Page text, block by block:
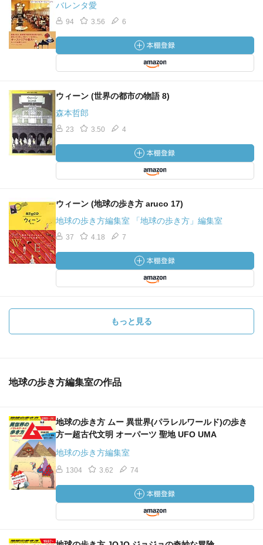
バレンタ愛
94 3.56 6
ウィーン (世界の都市の物語 8)
森本哲郎
23 3.50 4
ウィーン (地球の歩き方 aruco 17)
地球の歩き方編集室 「地球の歩き方」編集室
37 4.18 7
もっと見る
地球の歩き方編集室の作品
地球の歩き方 ムー 異世界(パラレルワールド)の歩き
方ー超古代文明 オーパーツ 聖地 UFO UMA
地球の歩き方編集室
1304 3.62 74